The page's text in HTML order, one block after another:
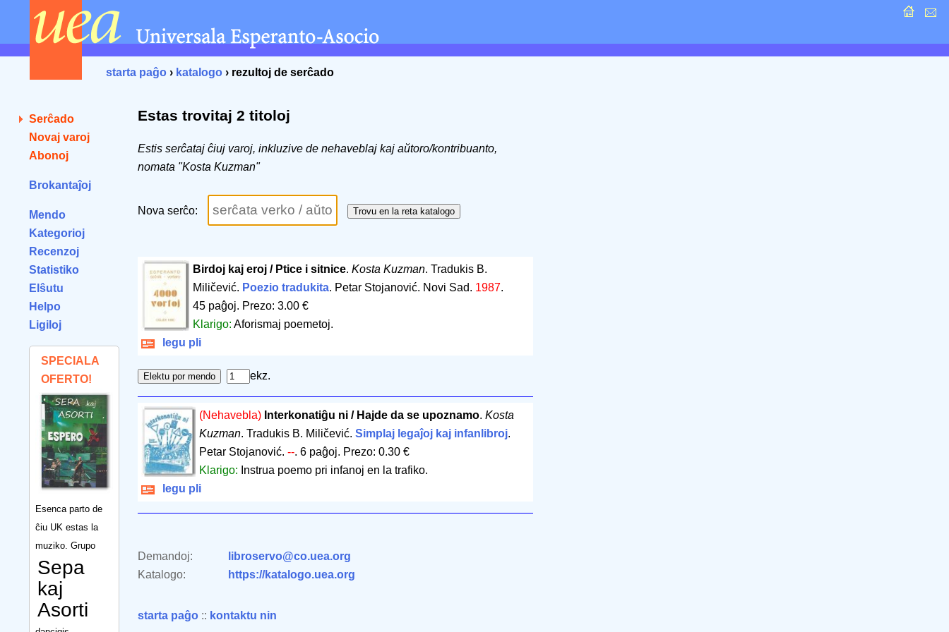
starta paĝo › katalogo › rezultoj de serĉado
Serĉado
Novaj varoj
Abonoj
Brokantaĵoj
Mendo
Kategorioj
Recenzoj
Statistiko
Elŝutu
Helpo
Ligiloj
SPECIALA
OFERTO!
Esenca parto de
ĉiu UK estas la
muziko. Grupo
Sepa
kaj
Asorti
Estas trovitaj 2 titoloj
Estis serĉataj ĉiuj varoj, inkluzive de nehaveblaj kaj aŭtoro/kontribuanto,
nomata "Kosta Kuzman"
Nova serĉo:
Birdoj kaj eroj / Ptice i sitnice.Kosta Kuzman. Tradukis B.
Miličević. Poezio tradukita. Petar Stojanović. Novi Sad. 1987.
45 paĝoj. Prezo: 3.00 €
Klarigo:Aforismaj poemetoj.
legu pli
ekz.
(Nehavebla) Interkonatiĝu ni / Hajde da se upoznamo.Kosta
Kuzman. Tradukis B. Miličević.Simplaj legaĵoj kaj infanlibroj.
Petar Stojanović.--.6 paĝoj. Prezo: 0.30 €
Klarigo: Instrua poemo pri infanoj en la trafiko.
legu pli
Demandoj:
libroservo@co.uea.org
Katalogo:
https://katalogo.uea.org
starta paĝo :: kontaktu nin